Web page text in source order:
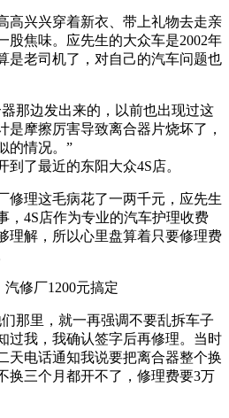
兴兴穿着新衣、带上礼物去走亲
股焦味。应先生的大众车是2002年
是老司机了，对自己的汽车问题也
边发出来的，以前也出现过这
是摩擦厉害导致离合器片烧坏了，
的情况。”
了最近的东阳大众4S店。
理这毛病花了一两千元，应先生
，4S店作为专业的汽车护理收费
理解，所以心里盘算着只要修理费
修厂1200元搞定
里，就一再强调不要乱拆车子
过我，我确认签字后再修理。当时
天电话通知我说要把离合器整个换
换三个月都开不了，修理费要3万